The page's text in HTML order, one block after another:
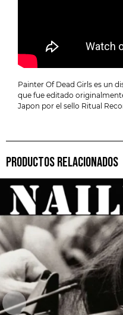
Painter Of Dead Girls es un
que fue editado
Japon por el sello Ritual
PRODUCTOS RELACIONADOS